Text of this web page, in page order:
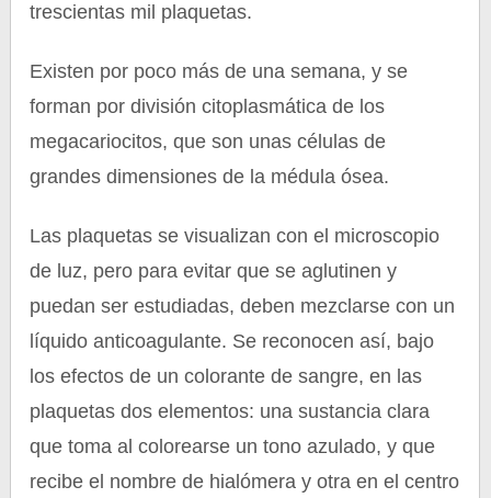
trescientas mil plaquetas.
Existen por poco más de una semana, y se
forman por división citoplasmática de los
megacariocitos, que son unas células de
grandes dimensiones de la médula ósea.
Las plaquetas se visualizan con el microscopio
de luz, pero para evitar que se aglutinen y
puedan ser estudiadas, deben mezclarse con un
líquido anticoagulante. Se reconocen así, bajo
los efectos de un colorante de sangre, en las
plaquetas dos elementos: una sustancia clara
que toma al colorearse un tono azulado, y que
recibe el nombre de hialómera y otra en el centro